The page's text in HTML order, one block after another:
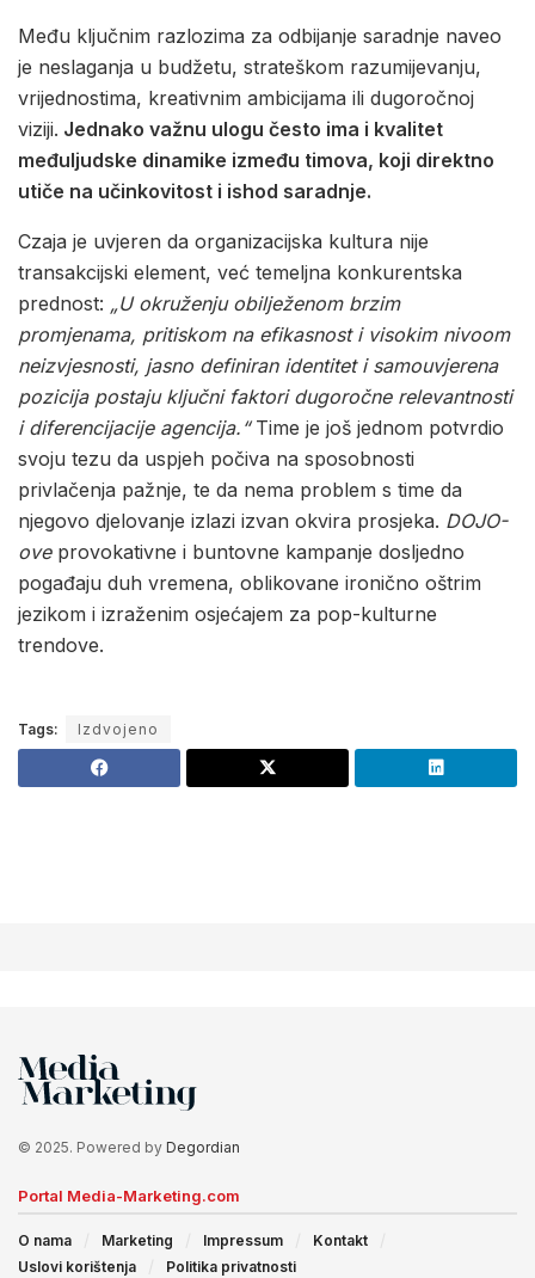
Među ključnim razlozima za odbijanje saradnje naveo
je neslaganja u budžetu, strateškom razumijevanju,
vrijednostima, kreativnim ambicijama ili dugoročnoj
viziji. Jednako važnu ulogu često ima i kvalitet
međuljudske dinamike između timova, koji direktno
utiče na učinkovitost i ishod saradnje.
Czaja je uvjeren da organizacijska kultura nije
transakcijski element, već temeljna konkurentska
prednost: „U okruženju obilježenom brzim
promjenama, pritiskom na efikasnost i visokim nivoom
neizvjesnosti, jasno definiran identitet i samouvjerena
pozicija postaju ključni faktori dugoročne relevantnosti
i diferencijacije agencija.“Time je još jednom potvrdio
svoju tezu da uspjeh počiva na sposobnosti
privlačenja pažnje, te da nema problem s time da
njegovo djelovanje izlazi izvan okvira prosjeka. DOJO-
oveprovokativne i buntovne kampanje dosljedno
pogađaju duh vremena, oblikovane ironično oštrim
jezikom i izraženim osjećajem za pop-kulturne
trendove.
Tags: Izdvojeno
© 2025. Powered by Degordian
Portal Media-Marketing.com
O nama Marketing Impressum
Kontakt
Uslovi korištenja
Politika privatnosti